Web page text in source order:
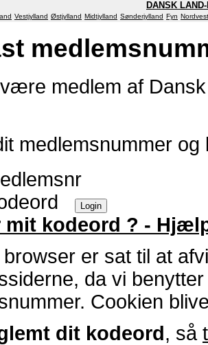
DANSK
Vestjylland Østjylland Midtjylland Sønderjylland Fyn
medlem af
medlemsnummer og
mit kodeord ? -
er sat til at
da vi
Cookien
dit kodeord, så